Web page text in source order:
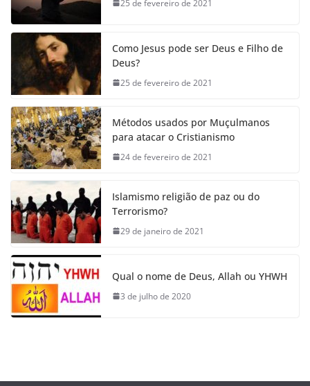
25 de fevereiro de 2021
Como Jesus pode ser Deus e Filho de
Deus?
25 de fevereiro de 2021
Métodos usados por Muçulmanos
para atacar o Cristianismo
24 de fevereiro de 2021
Islamismo religião de paz ou do
Terrorismo?
29 de janeiro de 2021
Qual o nome de Deus, Allah ou YHWH
3 de julho de 2020